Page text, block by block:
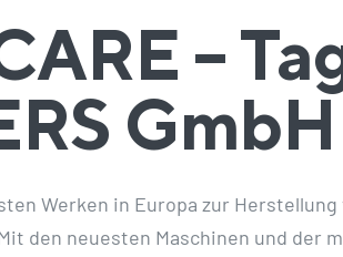
–
GmbH
Werken in Europa zur Herstellung
den neuesten Maschinen und der